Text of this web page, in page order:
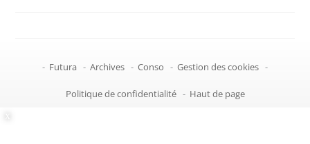
- Futura - Archives - Conso - Gestion des cookies -
Politique de confidentialité - Haut de page